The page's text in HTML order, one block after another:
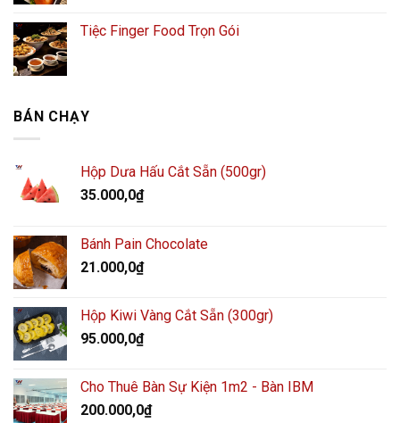
Tiệc Finger Food Trọn Gói
BÁN CHẠY
Hộp Dưa Hấu Cắt Sẵn (500gr)
35.000,0₫
Bánh Pain Chocolate
21.000,0₫
Hộp Kiwi Vàng Cắt Sẵn (300gr)
95.000,0₫
Cho Thuê Bàn Sự Kiện 1m2 - Bàn IBM
200.000,0₫